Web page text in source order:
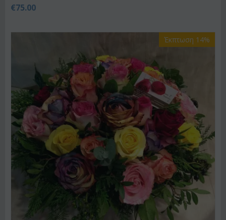
€75.00
Έκπτωση 14%